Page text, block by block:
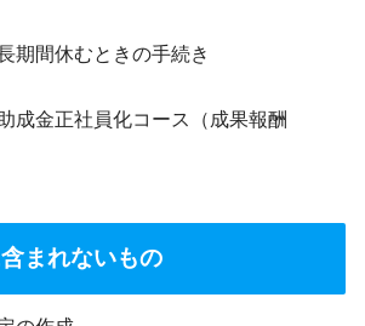
期間休むときの手続き
成金正社員化コース（成果報酬
まれないもの